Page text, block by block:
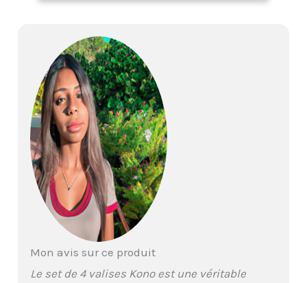
garantit que les coques
restent belles après un
voyage; Par rapport à
l'ABS et au plastique PC,
le matériau PP est plus
léger et conserve
également sa durabilité
Dimensions des Valises
de Voyage: Dimensions
vanity case :
35.5x29.5x18.5 cm,
Capacité : 16 L, Poids : 0.9
cabine : 56x39x20.5 cm,
kg; Dimensions valise
Mon avis sur ce produit
Le set de 4 valises Kono est une véritable